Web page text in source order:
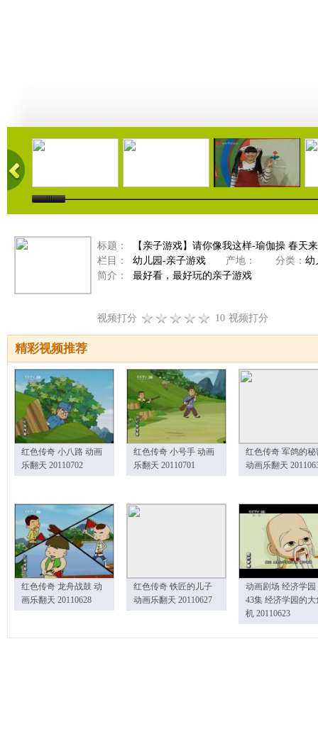
05:37 10:16 04:22
标题：
【亲子游戏】请你像我这样-瑜伽操 春天
栏目：
幼儿园-亲子游戏 产地： 分类： 幼
简介：
最好看，最好玩的亲子游戏
视频打分 10 视频打分
精彩视频推荐
红色传奇 小八路 动画
乐翻天 20110702
红色传奇 小号手 动画
乐翻天 20110701
红色传奇 军鸽的秘
动画乐翻天
红色传奇 龙舟战鼓 动
画乐翻天 20110628
红色传奇 铁匠的儿子
动画乐翻天 20110627
动画剧场 经济学园
43集 经济学园的大
机 20110623